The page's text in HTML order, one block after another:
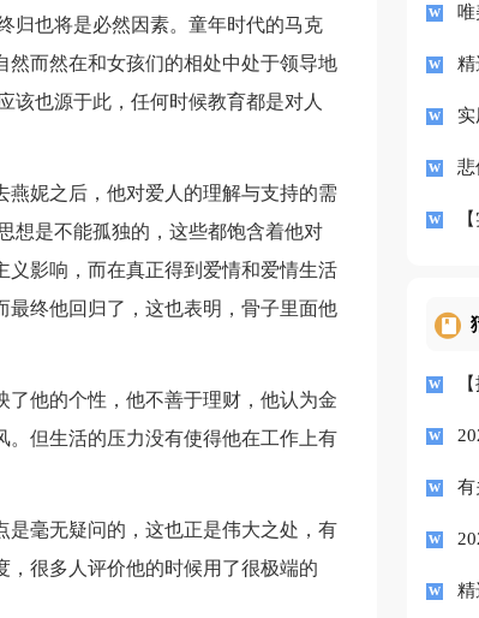
归也将是必然因素。童年时代的马克
而然在和女孩们的相处中处于领导地
该也源于此，任何时候教育都是对人
妮之后，他对爱人的理解与支持的需
想是不能孤独的，这些都饱含着他对
影响，而在真正得到爱情和爱情生活
终他回归了，这也表明，骨子里面他
他的个性，他不善于理财，他认为金
但生活的压力没有使得他在工作上有
毫无疑问的，这也正是伟大之处，有
，很多人评价他的时候用了很极端的
精
悲
有
精